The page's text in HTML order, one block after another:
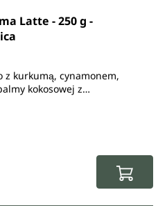
Latte - 250 g -
z kurkumą, cynamonem,
kokosowej z